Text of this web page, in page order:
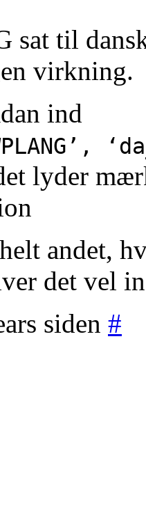
sat til
virkning.
ind
lyder
andet,
det vel
siden #